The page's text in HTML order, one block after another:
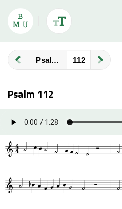
Psalmberijming
Psalm 112